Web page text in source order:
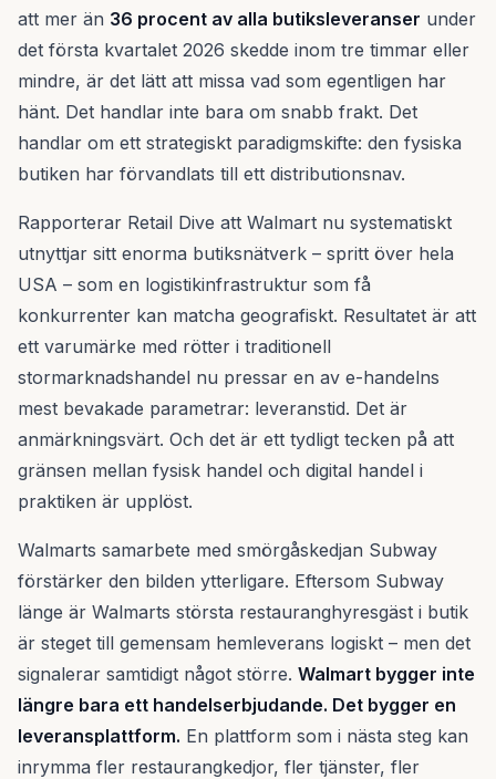
att mer än 36 procent av alla butiksleveranser under
det första kvartalet 2026 skedde inom tre timmar eller
mindre, är det lätt att missa vad som egentligen har
hänt. Det handlar inte bara om snabb frakt. Det
handlar om ett strategiskt paradigmskifte: den fysiska
butiken har förvandlats till ett distributionsnav.
Rapporterar Retail Dive att Walmart nu systematiskt
utnyttjar sitt enorma butiksnätverk – spritt över hela
USA – som en logistikinfrastruktur som få
konkurrenter kan matcha geografiskt. Resultatet är att
ett varumärke med rötter i traditionell
stormarknadshandel nu pressar en av e-handelns
mest bevakade parametrar: leveranstid. Det är
anmärkningsvärt. Och det är ett tydligt tecken på att
gränsen mellan fysisk handel och digital handel i
praktiken är upplöst.
Walmarts samarbete med smörgåskedjan Subway
förstärker den bilden ytterligare. Eftersom Subway
länge är Walmarts största restauranghyresgäst i butik
är steget till gemensam hemleverans logiskt – men det
signalerar samtidigt något större. Walmart bygger inte
längre bara ett handelserbjudande. Det bygger en
leveransplattform. En plattform som i nästa steg kan
inrymma fler restaurangkedjor, fler tjänster, fler